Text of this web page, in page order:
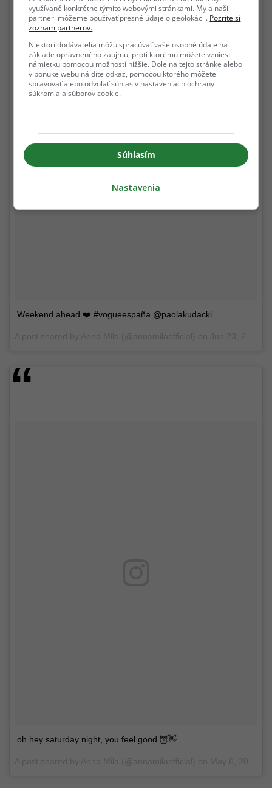
Weekend ahead ❤️ #vogueespaña @paolakudacki
oh hey saturday night, you feel good 🦉👋
využívané konkrétne týmito webovými stránkami. My a naši
partneri môžeme používať presné údaje o geolokácii. Pozrite si
zoznam partnerov.
Niektorí dodávatelia môžu spracúvať vaše osobné údaje na
základe oprávneného záujmu, proti ktorému môžete vzniesť
námietku pomocou možností nižšie. Dole na tejto stránke alebo
v ponuke webu nájdite odkaz, pomocou ktorého môžete
spravovať alebo odvolať súhlas v nastaveniach ochrany
súkromia a súborov cookie.
Súhlasím
Nastavenia